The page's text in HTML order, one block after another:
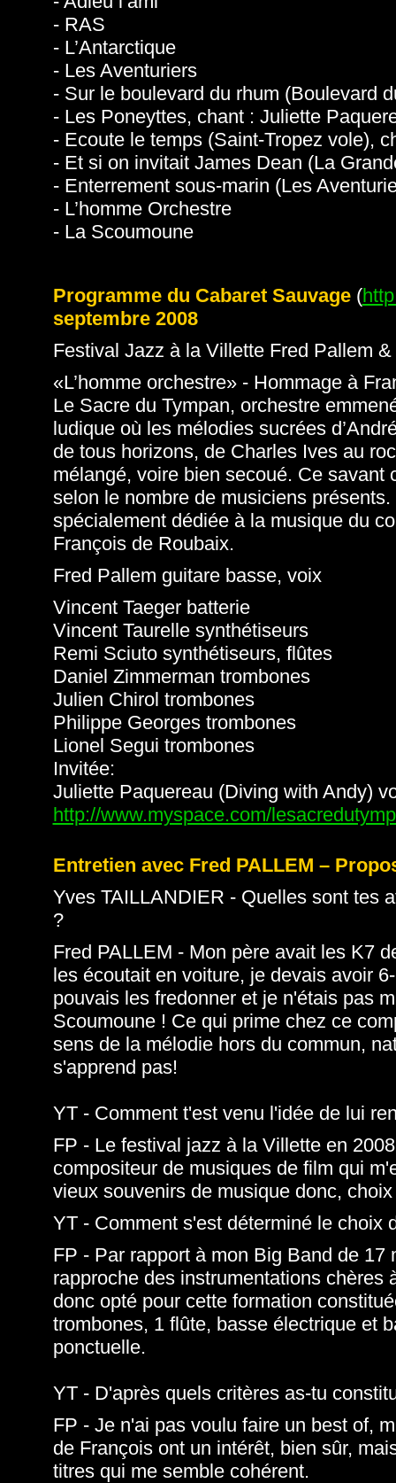
- RAS
- L’Antarctique
- Les Aventuriers
- Sur le boulevard du rhum (Boulevard
- Les Poneyttes, chant : Juliette
- Ecoute le temps (Saint-Tropez vole),
- Et si on invitait James Dean (La
- Enterrement sous-marin (Les
- L’homme Orchestre
- La Scoumoune
Programme du Cabaret Sauvage(
septembre 2008
Festival Jazz à la Villette Fred Pallem
«L’homme orchestre» - Hommage à
Le Sacre du Tympan, orchestre
ludique où les mélodies sucrées
de tous horizons, de Charles Ives au
mélangé, voire bien secoué. Ce
selon le nombre de musiciens
spécialement dédiée à la musique du
François de Roubaix.
Fred Pallem guitare basse, voix
Vincent Taeger batterie
Vincent Taurelle synthétiseurs
Remi Sciuto synthétiseurs, flûtes
Daniel Zimmerman trombones
Julien Chirol trombones
Philippe Georges trombones
Lionel Segui trombones
Invitée:
Juliette Paquereau (Diving with Andy)
http://www.myspace.com/
Entretien avec Fred PALLEM –
Yves TAILLANDIER - Quelles sont tes
?
Fred PALLEM - Mon père avait les K7
les écoutait en voiture, je devais avoir
pouvais les fredonner et je n'étais pas
Scoumoune ! Ce qui prime chez ce
sens de la mélodie hors du commun,
s'apprend pas!
YT - Comment t'est venu l'idée de lui
FP - Le festival jazz à la Villette en
compositeur de musiques de film qui
vieux souvenirs de musique donc,
YT - Comment s'est déterminé le choix
FP - Par rapport à mon Big Band de
rapproche des instrumentations chères
donc opté pour cette formation
trombones, 1 flûte, basse électrique et
ponctuelle.
YT - D'après quels critères as-tu
FP - Je n'ai pas voulu faire un best of,
de François ont un intérêt, bien sûr,
titres qui me semble cohérent.